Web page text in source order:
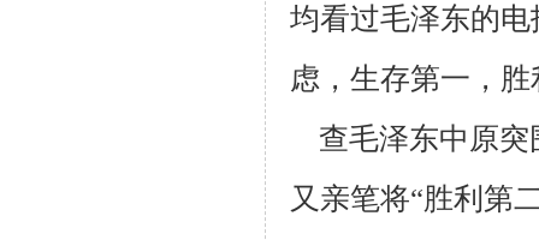
均看过毛泽东的
虑，生存第一，胜
查毛泽东中原突
又亲笔将“胜利第